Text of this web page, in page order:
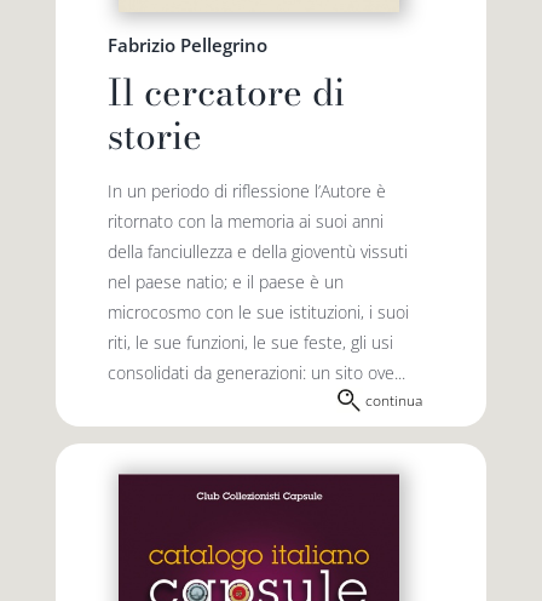
Fabrizio Pellegrino
Il cercatore di
storie
In un periodo di riflessione l’Autore è
ritornato con la memoria ai suoi anni
della fanciullezza e della gioventù vissuti
nel paese natio; e il paese è un
microcosmo con le sue istituzioni, i suoi
riti, le sue funzioni, le sue feste, gli usi
consolidati da generazioni: un sito ove...
continua